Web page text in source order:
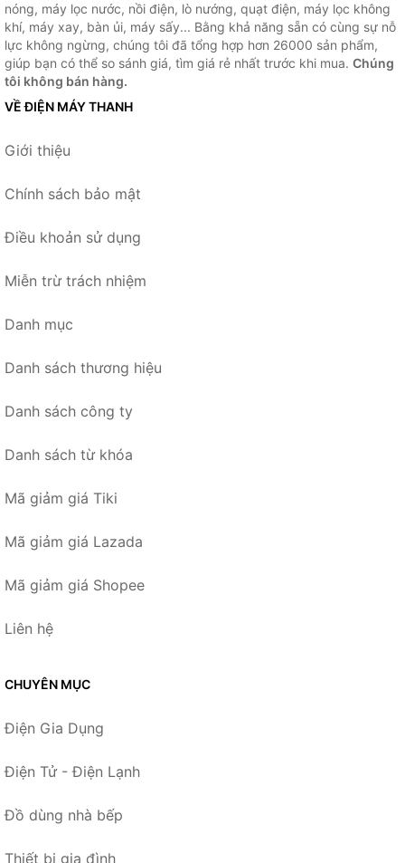
nóng, máy lọc nước, nồi điện, lò nướng, quạt điện, máy lọc không
khí, máy xay, bàn ủi, máy sấy... Bằng khả năng sẵn có cùng sự nỗ
lực không ngừng, chúng tôi đã tổng hợp hơn 26000 sản phẩm,
giúp bạn có thể so sánh giá, tìm giá rẻ nhất trước khi mua. Chúng
tôi không bán hàng.
VỀ ĐIỆN MÁY THANH
Giới thiệu
Chính sách bảo mật
Điều khoản sử dụng
Miễn trừ trách nhiệm
Danh mục
Danh sách thương hiệu
Danh sách công ty
Danh sách từ khóa
Mã giảm giá Tiki
Mã giảm giá Lazada
Mã giảm giá Shopee
Liên hệ
CHUYÊN MỤC
Điện Gia Dụng
Điện Tử - Điện Lạnh
Đồ dùng nhà bếp
Thiết bị gia đình